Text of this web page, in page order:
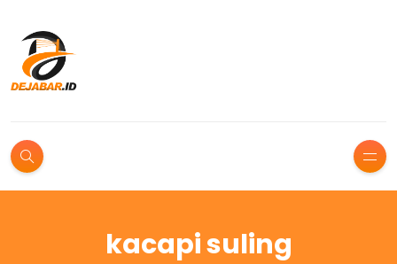
kacapi suling